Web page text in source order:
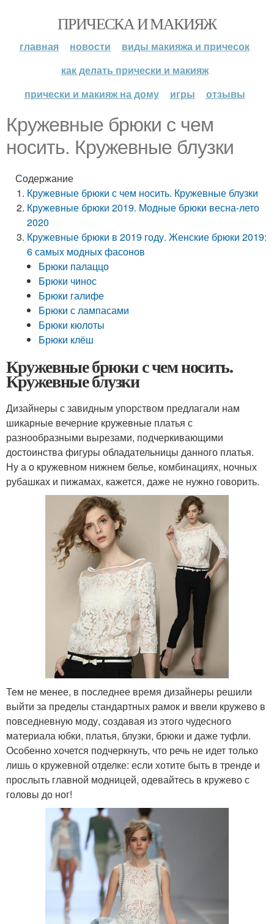
ПРИЧЕСКА И МАКИЯЖ
главная новости
виды макияжа и причесок
как делать прически и макияж
прически и макияж на дому
игры отзывы
Кружевные брюки с чем
носить. Кружевные блузки
Содержание
Кружевные брюки с чем носить. Кружевные блузки
Кружевные брюки 2019. Модные брюки весна-лето
2020
Кружевные брюки в 2019 году. Женские брюки 2019:
6 самых модных фасонов
Брюки палаццо
Брюки чинос
Брюки галифе
Брюки с лампасами
Брюки кюлоты
Брюки клёш
Кружевные брюки с чем носить.
Кружевные блузки
Дизайнеры с завидным упорством предлагали нам
шикарные вечерние кружевные платья с
разнообразными вырезами, подчеркивающими
достоинства фигуры обладательницы данного платья.
Ну а о кружевном нижнем белье, комбинациях, ночных
рубашках и пижамах, кажется, даже не нужно говорить.
Тем не менее, в последнее время дизайнеры решили
выйти за пределы стандартных рамок и ввели кружево в
повседневную моду, создавая из этого чудесного
материала юбки, платья, блузки, брюки и даже туфли.
Особенно хочется подчеркнуть, что речь не идет только
лишь о кружевной отделке: если хотите быть в тренде и
прослыть главной модницей, одевайтесь в кружево с
головы до ног!